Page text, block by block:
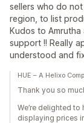
sellers who do
region, to list
Kudos to
support !! Really
understood and
HUE – A Helixo
Thank you so
We’re delighted
displaying prices